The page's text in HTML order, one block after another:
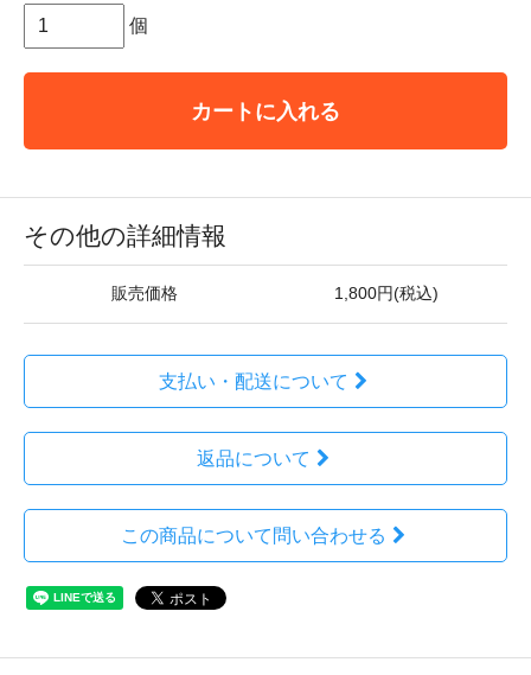
個
カートに入れる
その他の詳細情報
販売価格 1,800円(税込)
支払い・配送について
返品について
この商品について問い合わせる